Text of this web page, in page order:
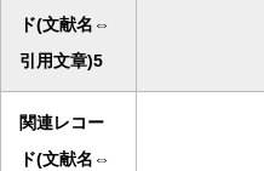
ド(文献名⇔
引用文章)5
関連レコー
ド(文献名⇔